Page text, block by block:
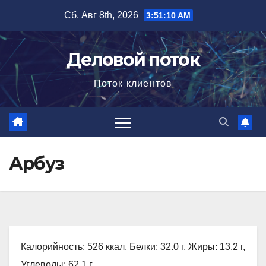
содержимому
Сб. Авг 8th, 2026 3:51:11 AM
Деловой поток
Поток клиентов
Арбуз
Калорийность: 526 ккал, Белки: 32.0 г, Жиры: 13.2 г,